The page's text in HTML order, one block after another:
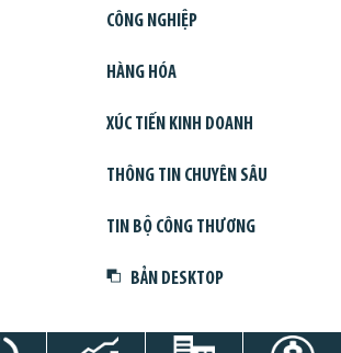
CÔNG NGHIỆP
HÀNG HÓA
XÚC TIẾN KINH DOANH
THÔNG TIN CHUYÊN SÂU
TIN BỘ CÔNG THƯƠNG
BẢN DESKTOP